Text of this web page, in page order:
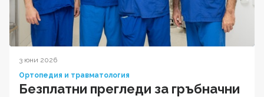
3 юни 2026
Ортопедия и травматология
Безплатни прегледи за гръбначни